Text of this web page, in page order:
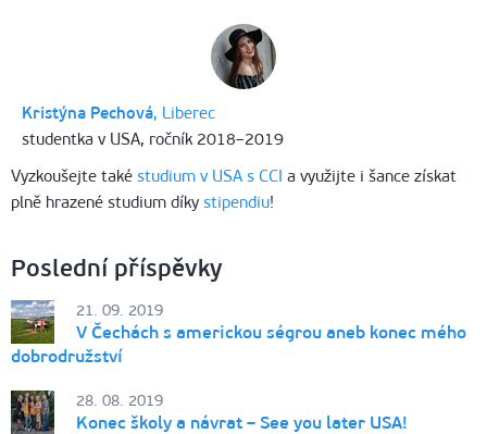
Kristýna Pechová, Liberec
studentka v USA, ročník 2018–2019
Vyzkoušejte také studium v USA s CCI a využijte i šance získat
plně hrazené studium díky stipendiu!
Poslední příspěvky
21. 09. 2019
V Čechách s americkou ségrou aneb konec mého
dobrodružství
28. 08. 2019
Konec školy a návrat – See you later USA!